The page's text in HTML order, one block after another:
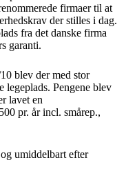
firmaer til at
der stilles i dag.
fra det danske firma
garanti.
blev der med stor
Pengene blev
lavet en
pr. år incl. smårep.,
umiddelbart efter